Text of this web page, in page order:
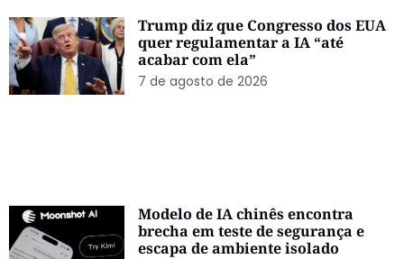
Trump diz que Congresso dos EUA
quer regulamentar a IA “até
acabar com ela”
7 de agosto de 2026
Modelo de IA chinês encontra
brecha em teste de segurança e
escapa de ambiente isolado